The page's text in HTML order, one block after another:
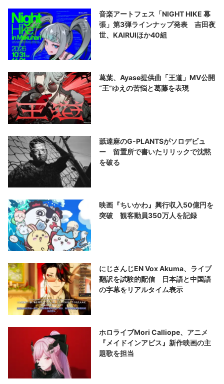
音楽アートフェス「NIGHT HIKE 幕
張」第3弾ラインナップ発表 吉田夜
世、KAIRUIほか40組
葛葉、Ayase提供曲「王道」MV公開
“王”ゆえの苦悩と葛藤を表現
舐達麻のG-PLANTSがソロデビュ
ー 留置所で書いたリリックで沈黙
を破る
映画『ちいかわ』興行収入50億円を
突破 観客動員350万人を記録
にじさんじEN Vox Akuma、ライブ
翻訳を試験的配信 日本語と中国語
の字幕をリアルタイム表示
ホロライブMori Calliope、アニメ
『メイドインアビス』新作映画の主
題歌を担当